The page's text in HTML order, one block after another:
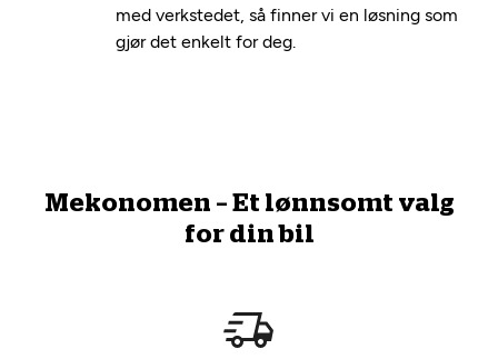
med verkstedet, så finner vi en løsning som
gjør det enkelt for deg.
Mekonomen – Et lønnsomt valg
for din bil